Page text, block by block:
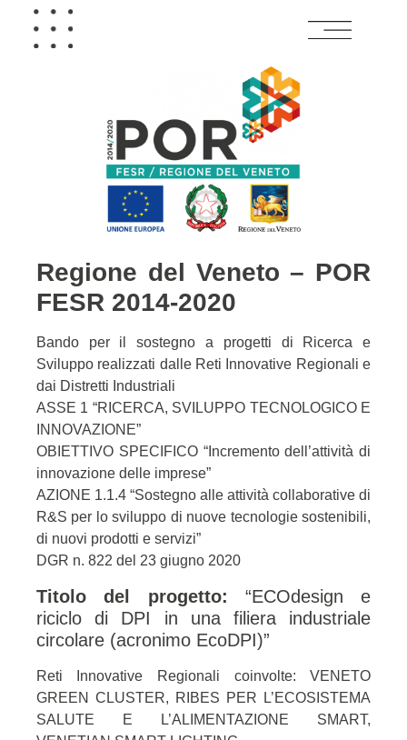
Regione del Veneto – POR
FESR 2014-2020
Bando per il sostegno a progetti di Ricerca e
Sviluppo realizzati dalle Reti Innovative Regionali e
dai Distretti Industriali
ASSE 1 “RICERCA, SVILUPPO TECNOLOGICO E
INNOVAZIONE”
OBIETTIVO SPECIFICO “Incremento dell’attività di
innovazione delle imprese”
AZIONE 1.1.4 “Sostegno alle attività collaborative di
R&S per lo sviluppo di nuove tecnologie sostenibili,
di nuovi prodotti e servizi”
DGR n. 822 del 23 giugno 2020
Titolo del progetto: “ECOdesign e
riciclo di DPI in una filiera industriale
circolare (acronimo EcoDPI)”
Reti Innovative Regionali coinvolte: VENETO
GREEN CLUSTER, RIBES PER L’ECOSISTEMA
SALUTE E L’ALIMENTAZIONE SMART,